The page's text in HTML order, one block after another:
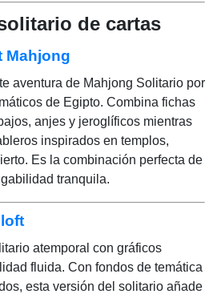
de cartas
Mahjong
aventura de Mahjong Solitario por
de Egipto. Combina fichas
anjes y jeroglíficos mientras
inspirados en templos,
Es la combinación perfecta de
tranquila.
atemporal con gráficos
fluida. Con fondos de temática
esta versión del solitario añade